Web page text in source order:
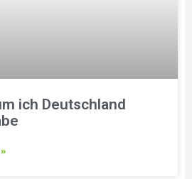
ich Deutschland